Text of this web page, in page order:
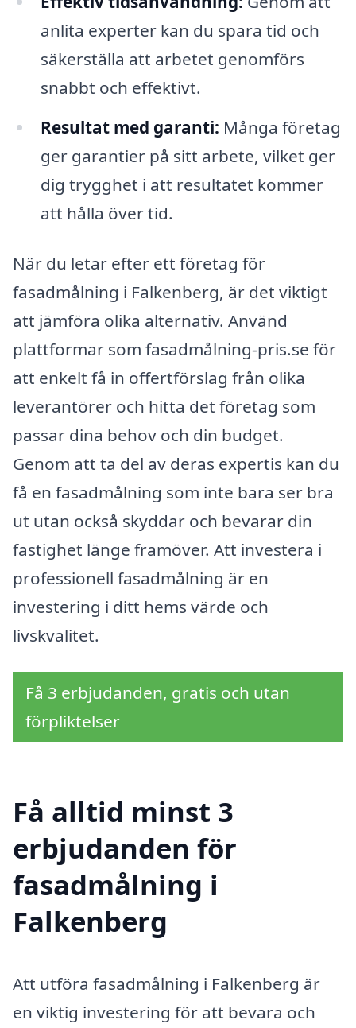
anlita experter kan du spara tid och
säkerställa att arbetet genomförs
snabbt och effektivt.
Resultat med garanti: Många företag
ger garantier på sitt arbete, vilket ger
dig trygghet i att resultatet kommer
att hålla över tid.
När du letar efter ett företag för
fasadmålning i Falkenberg, är det viktigt
att jämföra olika alternativ. Använd
plattformar som fasadmålning-pris.se för
att enkelt få in offertförslag från olika
leverantörer och hitta det företag som
passar dina behov och din budget.
Genom att ta del av deras expertis kan du
få en fasadmålning som inte bara ser bra
ut utan också skyddar och bevarar din
fastighet länge framöver. Att investera i
professionell fasadmålning är en
investering i ditt hems värde och
livskvalitet.
Få 3 erbjudanden, gratis och utan
förpliktelser
Få alltid minst 3
erbjudanden för
fasadmålning i
Falkenberg
Att utföra fasadmålning i Falkenberg är
en viktig investering för att bevara och